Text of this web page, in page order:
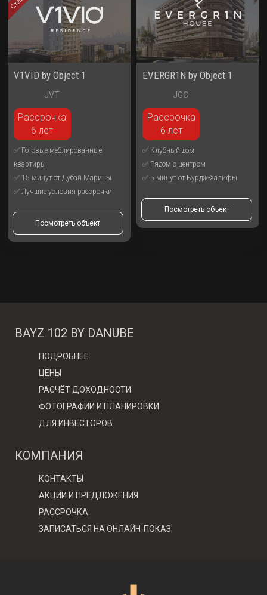
V1VID by Object 1
JVT
Рассрочка
6 лет
✅ Готовые меблированные
квартиры
✅ 15 минут от Дубай Марины
✅ Лучшие условия рассрочки
Посмотреть объект
EVERGR1N by Object 1
JGC
Рассрочка
6 лет
✅ Клубный дом
✅ Рядом с центром
✅ 5 минут от Бурдж-Халифы
Посмотреть объект
BAYZ 102 BY DANUBE
ПОДРОБНЕЕ
ЦЕНЫ
РАСЧЁТ ДОХОДНОСТИ
ФОТОГРАФИИ И ПЛАНИРОВКИ
ДЛЯ ИНВЕСТОРОВ
КОМПАНИЯ
КОНТАКТЫ
АКЦИИ И ПРЕДЛОЖЕНИЯ
РАССРОЧКА
ЗАПИСАТЬСЯ НА ОНЛАЙН-ПОКАЗ